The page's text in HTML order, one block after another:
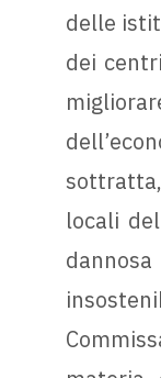
delle
dei
locali